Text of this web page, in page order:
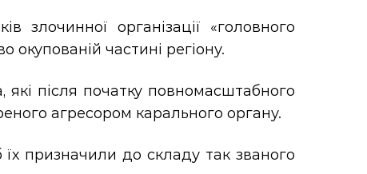
організації «головного
окупованій частині регіону.
після початку повномасштабного
агресором карального органу.
їх призначили до складу так званого